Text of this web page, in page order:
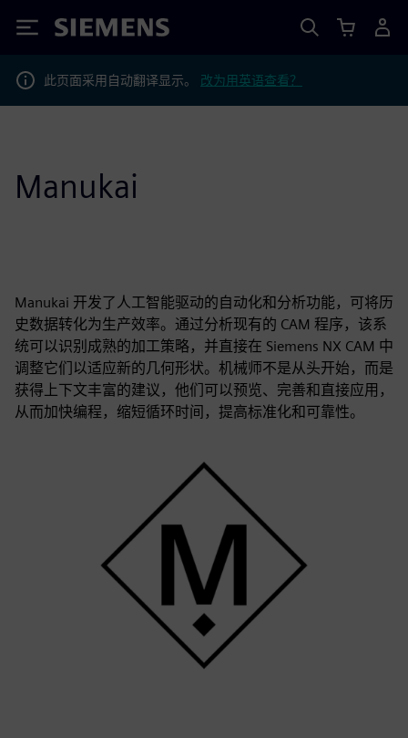
Siemens
此页面采用自动翻译显示。 改为用英语查看？
Manukai
Manukai 开发了人工智能驱动的自动化和分析功能，可将历
史数据转化为生产效率。通过分析现有的 CAM 程序，该系
统可以识别成熟的加工策略，并直接在 Siemens NX CAM 中
调整它们以适应新的几何形状。机械师不是从头开始，而是
获得上下文丰富的建议，他们可以预览、完善和直接应用，
从而加快编程，缩短循环时间，提高标准化和可靠性。